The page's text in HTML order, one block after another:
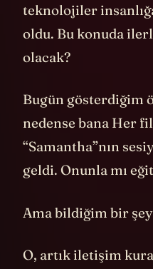
teknolojiler
oldu. Bu konuda
olacak?
Bugün gösterdiğim
nedense bana Her
“Samantha”nın
geldi. Onunla mı
Ama bildiğim bir
O, artık iletişim